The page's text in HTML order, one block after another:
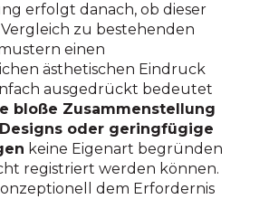
erfolgt danach, ob dieser
zu bestehenden
einen
ästhetischen Eindruck
ausgedrückt bedeutet
bloße Zusammenstellung
oder geringfügige
keine Eigenart begründen
registriert werden können.
dem Erfordernis